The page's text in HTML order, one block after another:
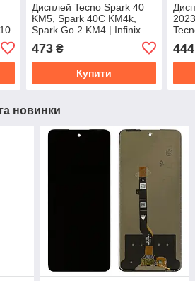
Дисплей Tecno Spark 40
KM5, Spark 40C KM4k,
Spark Go 2 KM4 | Infinix
тачскріном (AAAA)
473₴
Купити
444
новинки